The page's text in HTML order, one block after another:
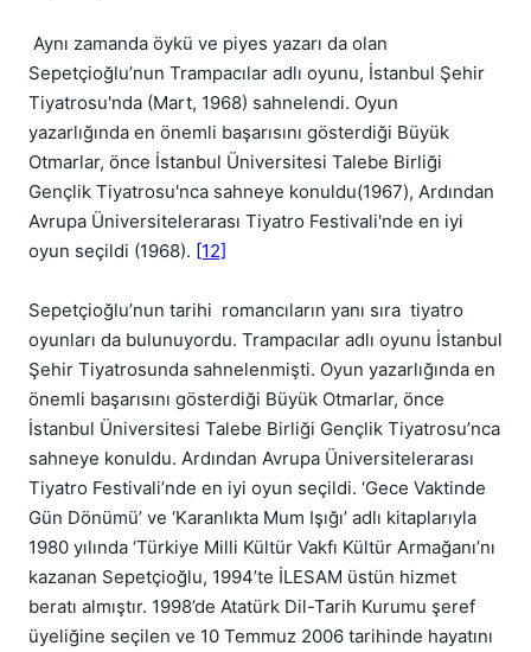
Aynı zamanda öykü ve piyes yazarı da olan
Sepetçioğlu’nun Trampacılar adlı oyunu, İstanbul Şehir
Tiyatrosu'nda (Mart, 1968) sahnelendi. Oyun
yazarlığında en önemli başarısını gösterdiği Büyük
Otmarlar, önce İstanbul Üniversitesi Talebe Birliği
Gençlik Tiyatrosu'nca sahneye konuldu(1967), Ardından
Avrupa Üniversitelerarası Tiyatro Festivali'nde en iyi
oyun seçildi (1968). [12]
Sepetçioğlu’nun tarihi romancıların yanı sıra tiyatro
oyunları da bulunuyordu. Trampacılar adlı oyunu İstanbul
Şehir Tiyatrosunda sahnelenmişti. Oyun yazarlığında en
önemli başarısını gösterdiği Büyük Otmarlar, önce
İstanbul Üniversitesi Talebe Birliği Gençlik Tiyatrosu’nca
sahneye konuldu. Ardından Avrupa Üniversitelerarası
Tiyatro Festivali’nde en iyi oyun seçildi. ‘Gece Vaktinde
Gün Dönümü’ ve ‘Karanlıkta Mum Işığı’ adlı kitaplarıyla
1980 yılında ‘Türkiye Milli Kültür Vakfı Kültür Armağanı’nı
kazanan Sepetçioğlu, 1994’te İLESAM üstün hizmet
beratı almıştır. 1998’de Atatürk Dil-Tarih Kurumu şeref
üyeliğine seçilen ve 10 Temmuz 2006 tarihinde hayatını